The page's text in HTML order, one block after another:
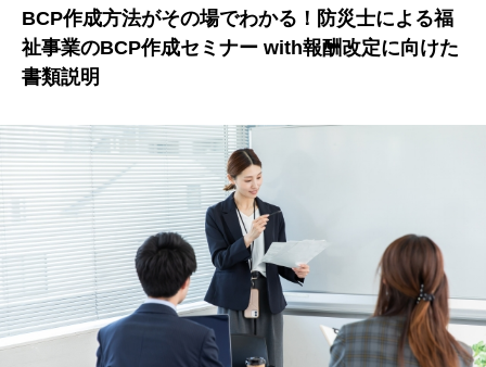
BCP作成方法がその場でわかる！防災士による福
祉事業のBCP作成セミナー with報酬改定に向けた
書類説明